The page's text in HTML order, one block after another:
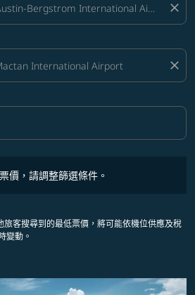
close
close
價，請調整篩選條件。
客搜尋到的最低票價，將可能依機位供應及稅
變動。